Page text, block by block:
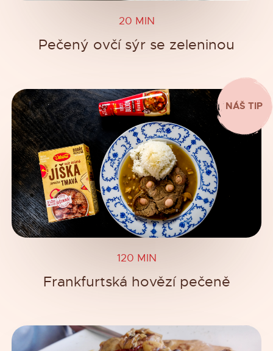
20 MIN
Pečený ovčí sýr se zeleninou
NÁŠ TIP
120 MIN
Frankfurtská hovězí pečeně